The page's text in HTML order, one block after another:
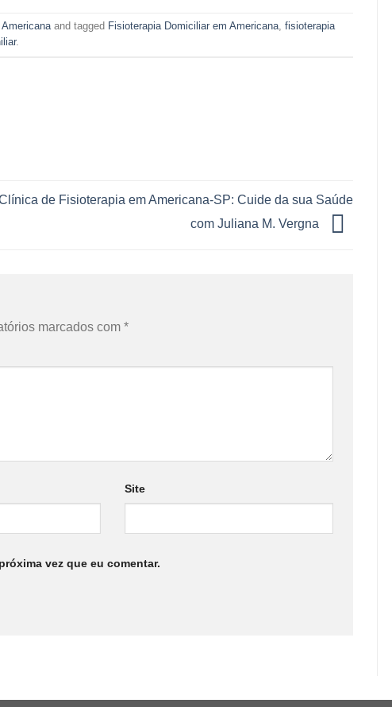
and tagged Fisioterapia Domiciliar em Americana, fisioterapia
.
de Fisioterapia em Americana-SP: Cuide da sua Saúde
com Juliana M. Vergna
marcados com *
Site
vez que eu comentar.